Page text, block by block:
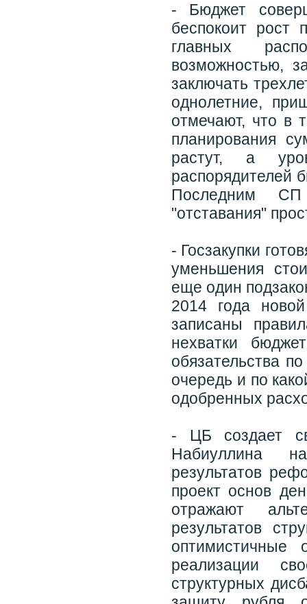
- Бюджет
беспокоит рост
главных
возможностью,
заключать
однолетние,
отмечают, что в
планирования
растут, а
распорядителей
Последним СП
"отставания"
- Госзакупки
уменьшения
еще один
2014 года
записаны
нехватки
обязательства
очередь и по
одобренных
- ЦБ создает
Набиуллина
результатов
проект основ
отражают
результатов
оптимистичные
реализации
структурных